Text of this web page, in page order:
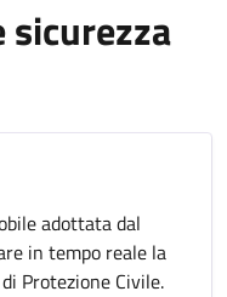
sicurezza
adottata dal
in tempo reale la
Protezione Civile.